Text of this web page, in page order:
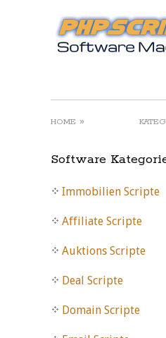
HOME »
Software
Immobilien Scripte
Affiliate Scripte
Auktions Scripte
Deal Scripte
Domain Scripte